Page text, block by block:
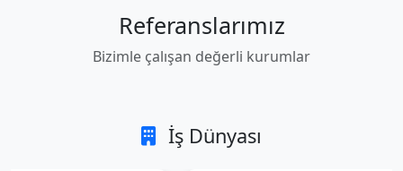
Referanslarımız
Bizimle çalışan değerli kurumlar
İş Dünyası